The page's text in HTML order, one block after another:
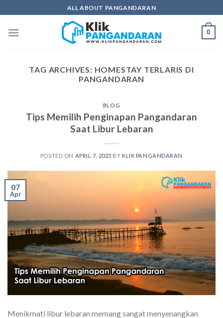
to
content
ALL ABOUT PANGANDARAN
0
TAG ARCHIVES: HOMESTAY TERLARIS DI
PANGANDARAN
BLOG
Tips Memilih Penginapan Pangandaran
Saat Libur Lebaran
POSTED ON APRIL 7, 2023 BY KLIK PANGANDARAN
07
Apr
Menikmati libur lebaran memang sangat menyenangkan